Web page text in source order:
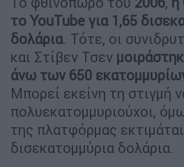
το YouTube για 1,65
δολάρια. Τότε, οι
και Στίβεν Τσεν
άνω των 650
Μπορεί εκείνη τη στιγμή
πολυεκατομμυριούχοι,
της πλατφόρμας
δισεκατομμύρια δολάρια.